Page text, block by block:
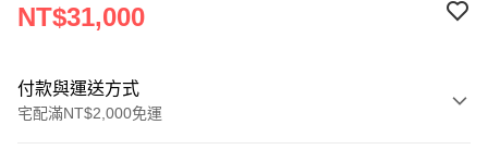
NT$31,000
付款與運送方式
宅配滿NT$2,000免運